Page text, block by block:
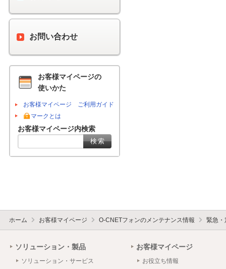
お問い合わせ
お客様マイページの
使いかた
お客様マイページ ご利用ガイド
マークとは
お客様マイページ内検索
ホーム お客様マイページ O-CNETフォンのメンテナンス情報 緊急・
ソリューション・製品
ソリューション・サービス
お客様マイページ
お役立ち情報